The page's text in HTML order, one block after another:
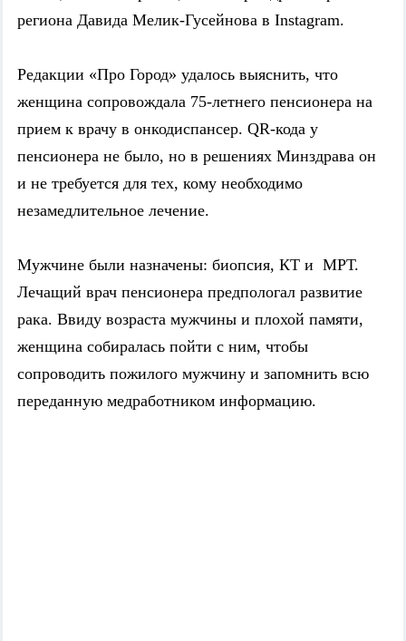
региона Давида Мелик-Гусейнова в Instagram.
Редакции «Про Город» удалось выяснить, что
женщина сопровождала 75-летнего пенсионера на
прием к врачу в онкодиспансер. QR-кода у
пенсионера не было, но в решениях Минздрава он
и не требуется для тех, кому необходимо
незамедлительное лечение.
Мужчине были назначены: биопсия, КТ и МРТ.
Лечащий врач пенсионера предпологал развитие
рака. Ввиду возраста мужчины и плохой памяти,
женщина собиралась пойти с ним, чтобы
сопроводить пожилого мужчину и запомнить всю
переданную медработником информацию.